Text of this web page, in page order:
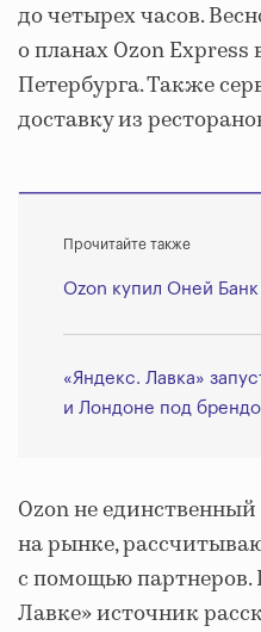
до четырех часов.
о планах Ozon
Петербурга. Также
доставку из
Прочитайте также
Ozon купил Оней
«Яндекс. Лавка»
и Лондоне под
Ozon не
на рынке,
с помощью партнеров.
Лавке» источник